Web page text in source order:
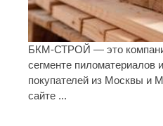
БКМ-СТРОЙ — это
сегменте пиломатериалов
покупателей из Москвы и
сайте ...